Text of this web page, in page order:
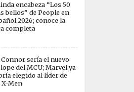
encabeza “Los 50
bellos” de People en
2026; conoce la
completa
sería el nuevo
del MCU; Marvel ya
elegido al líder de
X-Men